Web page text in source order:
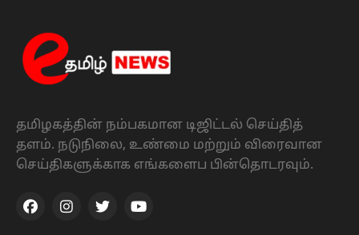
தமிழகத்தின் நம்பகமான டிஜிட்டல் செய்தித்
தளம். நடுநிலை, உண்மை மற்றும் விரைவான
செய்திகளுக்காக எங்களைப பின்தொடரவும்.